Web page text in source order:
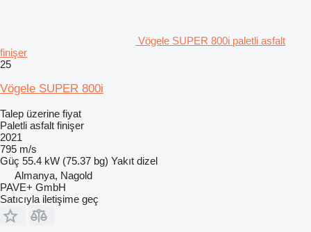
Vögele SUPER 800i paletli asfalt
finişer
25
Vögele SUPER 800i
Talep üzerine fiyat
Paletli asfalt finişer
2021
795 m/s
Güç 55.4 kW (75.37 bg) Yakıt dizel
Almanya, Nagold
PAVE+ GmbH
Satıcıyla iletişime geç